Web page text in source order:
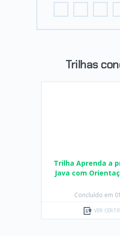
Trilhas
Trilha Aprenda a
Java com
Concluído em
VER